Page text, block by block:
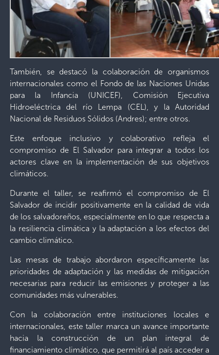
También, se destacó la colaboración de organismos
internacionales como el Fondo de las Naciones Unidas
para la Infancia (UNICEF), Comisión Ejecutiva
Hidroeléctrica del río Lempa (CEL), y la Autoridad
Nacional de Residuos Sólidos (Andres); entre otros.
Este enfoque inclusivo y colaborativo refleja el
compromiso de El Salvador para integrar a todos los
actores clave en la implementación de sus objetivos
climáticos.
Durante el taller, se reafirmó el compromiso de El
Salvador de incidir positivamente en la calidad de vida
de los salvadoreños, especialmente en lo que respecta a
la resiliencia climática y la adaptación a los efectos del
cambio climático.
Las mesas de trabajo abordaron específicamente las
prioridades de adaptación y las medidas de mitigación
necesarias para reducir las emisiones y proteger a las
comunidades más vulnerables.
Con la colaboración entre instituciones locales e
internacionales, este taller marca un avance importante
hacia la construcción de un plan integral de
financiamiento climático, que permitirá al país acceder a